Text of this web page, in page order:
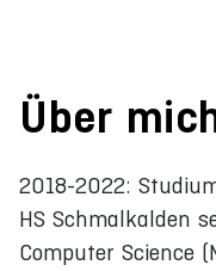
Über
2018-2022:
HS Schmalkalden
Computer Science